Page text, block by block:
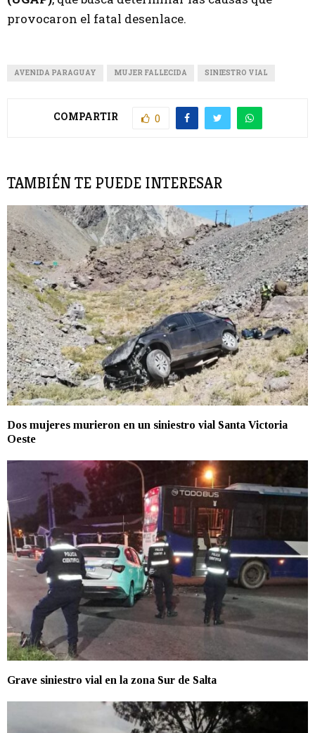
provocaron el fatal desenlace.
AVENIDA PARAGUAY MUJER FALLECIDA SINIESTRO VIAL
COMPARTIR 0
TAMBIÉN TE PUEDE INTERESAR
Dos mujeres murieron en un siniestro vial Santa Victoria
Oeste
Grave siniestro vial en la zona Sur de Salta